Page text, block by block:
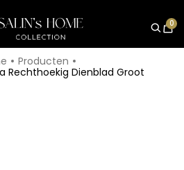
0
Producten
Rechthoekig Dienblad Groot